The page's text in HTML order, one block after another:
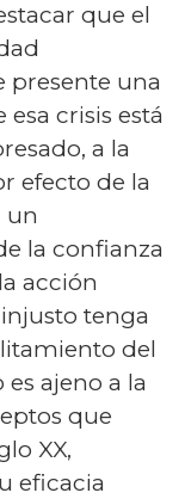
que el
presente una
crisis está
a la
efecto de la
un
la confianza
acción
tenga
del
ajeno a la
que
XX,
eficacia